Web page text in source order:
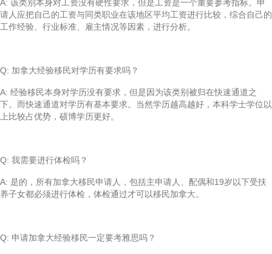
A: 该类别本身对工资没有硬性要求，但是工资是一个重要参考指标。申
请人应把自己的工资与同类职业在该地区平均工资进行比较，综合自己的
工作经验、行业标准、雇主情况等因素，进行分析。
Q: 加拿大经验移民对学历有要求吗？
A: 经验移民本身对学历没有要求，但是因为该类别被归在快速通道之
下。而快速通道对学历有基本要求。当然学历越高越好，本科学士学位以
上比较占优势，硕博学历更好。
Q: 我需要进行体检吗？
A: 是的，所有加拿大移民申请人，包括主申请人、配偶和19岁以下受扶
养子女都必须进行体检，体检通过才可以移民加拿大。
Q: 申请加拿大经验移民一定要考雅思吗？